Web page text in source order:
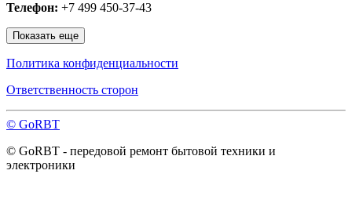
Ногинск
Одинцово
Ожерелье
Орехово-Зуево
Пересвет
Подольск
Протвино
Пущино
Раменское
Телефон: +7 499 450-37-43
Показать еще
Политика конфиденциальности
Ответственность сторон
© GoRBT
© GoRBT - передовой ремонт бытовой техники и
электроники